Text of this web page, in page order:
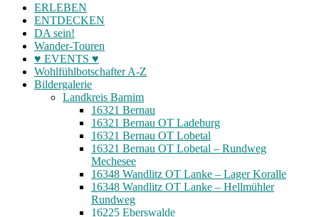
ERLEBEN
ENTDECKEN
DA sein!
Wander-Touren
♥ EVENTS ♥
Wohlfühlbotschafter A-Z
Bildergalerie
Landkreis Barnim
16321 Bernau
16321 Bernau OT Ladeburg
16321 Bernau OT Lobetal
16321 Bernau OT Lobetal – Rundweg
Mechesee
16348 Wandlitz OT Lanke – Lager Koralle
16348 Wandlitz OT Lanke – Hellmühler
Rundweg
16225 Eberswalde